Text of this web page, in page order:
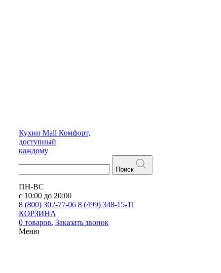
Кухни Mall Комфорт,
доступный
каждому
Поиск
ПН-ВС
с 10:00 до 20:00
8 (800) 302-77-06 8 (499) 348-15-11
КОРЗИНА
0 товаров. Заказать звонок
Меню